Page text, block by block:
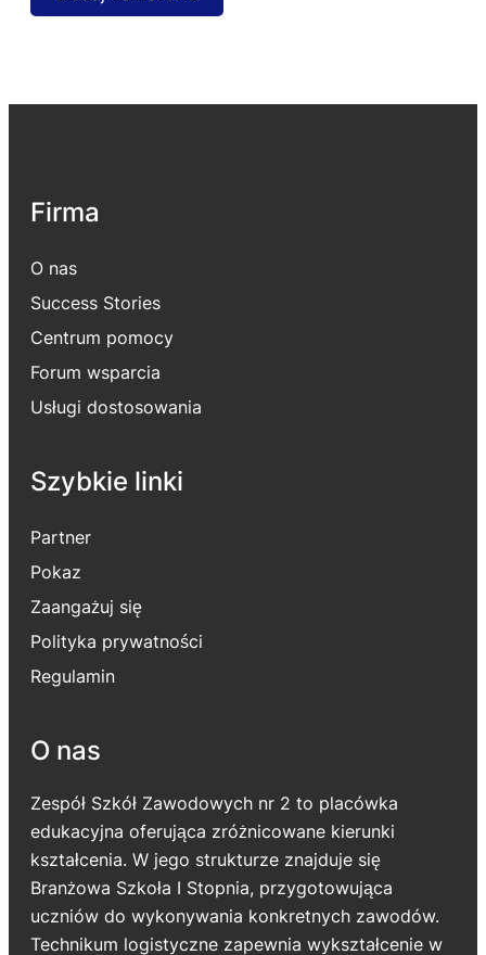
Firma
O nas
Success Stories
Centrum pomocy
Forum wsparcia
Usługi dostosowania
Szybkie linki
Partner
Pokaz
Zaangażuj się
Polityka prywatności
Regulamin
O nas
Zespół Szkół Zawodowych nr 2 to placówka
edukacyjna oferująca zróżnicowane kierunki
kształcenia. W jego strukturze znajduje się
Branżowa Szkoła I Stopnia, przygotowująca
uczniów do wykonywania konkretnych zawodów.
Technikum logistyczne zapewnia wykształcenie w